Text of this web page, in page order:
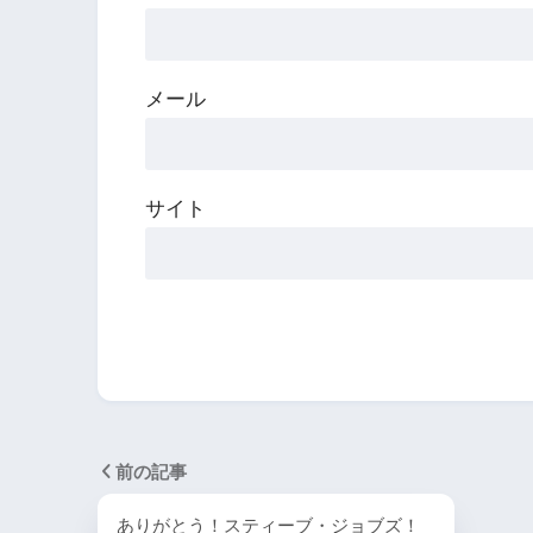
メール
サイト
前の記事
ありがとう！スティーブ・ジョブズ！